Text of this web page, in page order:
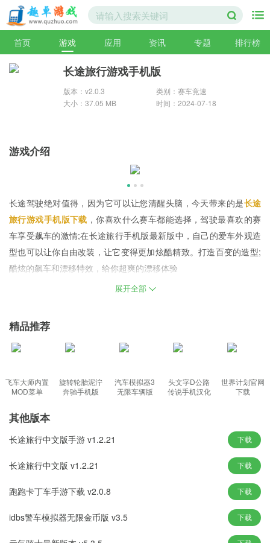
首页 游戏 应用 资讯 专题 排行榜
长途旅行游戏手机版
版本：v2.0.3
类别：赛车竞速
大小：37.05 MB
时间：2024-07-18
游戏介绍
长途驾驶绝对值得，因为它可以让您清醒头脑，今天带来的是长途
旅行游戏手机版下载 ，你喜欢什么赛车都能选择，驾驶最喜欢的赛
车享受飙车的激情;在长途旅行手机版最新版中，自己的爱车外观造
型也可以让你自由改装，让它变得更加炫酷精致。打造百变的造型;
酷炫的飙车和漂移特效，给你超爽的漂移体验
时补充。
在游戏中收集道具，以备不时之需。最终的比赛结果将取决于自己
任务模式非常多，你可以在不同的城市中飙车，在不同的场景中展
现自己真正的速度;
驾驶操作非常的方便，控制越容易你才能安全驾驶，驾驶汽车轻松
到达终点。
惊险激情的赛车竞速玩法，考验你的操作;各种不同类型的豪华赛
车，丰富配件自由改装
长途旅行游戏手机版看点
在长途旅行中，玩家需适应各种环境，如沙漠、雪山、雨林等。
展开全部
精品推荐
飞车大师内置
MOD菜单
旋转轮胎泥泞
奔驰手机版
汽车模拟器3
无限车辆版
头文字D公路
传说手机汉化
世界计划官网
下载
其他版本
长途旅行中文版手游 v1.2.21 下载
长途旅行中文版 v1.2.21 下载
跑跑卡丁车手游下载 v2.0.8 下载
idbs警车模拟器无限金币版 v3.5 下载